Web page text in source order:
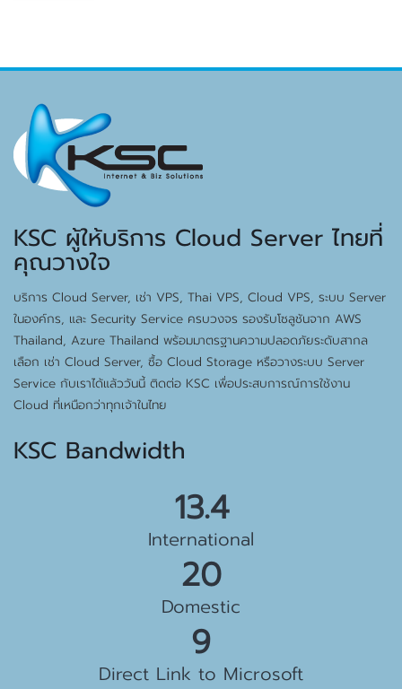
KSC ผู้ให้บริการ Cloud Server ไทยที่
คุณวางใจ
บริการ Cloud Server, เช่า VPS, Thai VPS, Cloud VPS, ระบบ Server
ในองค์กร, และ Security Service ครบวงจร รองรับโซลูชันจาก AWS
Thailand, Azure Thailand พร้อมมาตรฐานความปลอดภัยระดับสากล
เลือก เช่า Cloud Server, ซื้อ Cloud Storage หรือวางระบบ Server
Service กับเราได้แล้ววันนี้ ติดต่อ KSC เพื่อประสบการณ์การใช้งาน
Cloud ที่เหนือกว่าทุกเจ้าในไทย
KSC Bandwidth
15.5 Gbps
International
23 Gbps
Domestic
10 Gbps
Direct Link to Microsoft